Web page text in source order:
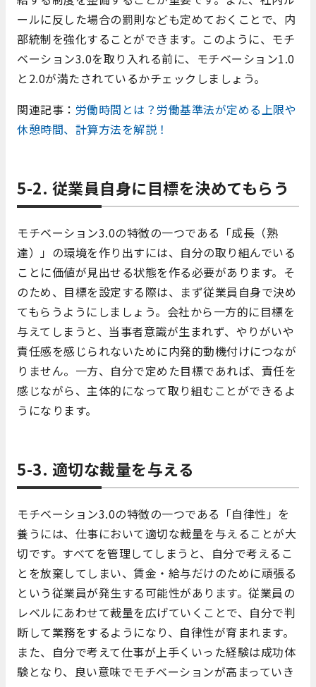
ールに反した場合の罰則なども定めておくことで、内
部統制を強化することができます。このように、モチ
ベーション3.0を取り入れる前に、モチベーション1.0
と2.0が満たされているかチェックしましょう。
関連記事： 労働時間とは？労働基準法が定める上限や
休憩時間、計算方法を解説！
5-2. 従業員自身に目標を決めてもらう
モチベーション3.0の特徴の一つである「成長（熟
達）」の環境を作り出すには、自分の取り組んでいる
ことに価値が見出せる状態を作る必要があります。そ
のため、目標を設定する際は、まず従業員自身で決め
てもらうようにしましょう。会社から一方的に目標を
与えてしまうと、当事者意識が生まれず、やりがいや
責任感を感じられないために内発的動機付けにつなが
りません。一方、自分で定めた目標であれば、責任を
感じながら、主体的になって取り組むことができるよ
うになります。
5-3. 適切な裁量を与える
モチベーション3.0の特徴の一つである「自律性」を
養うには、仕事において適切な裁量を与えることが大
切です。すべてを管理してしまうと、自分で考えるこ
とを放棄してしまい、賃金・給与だけのために頑張る
という従業員が発生する可能性があります。従業員の
レベルにあわせて裁量を広げていくことで、自分で判
断して業務をするようになり、自律性が育まれます。
また、自分で考えて仕事が上手くいった経験は成功体
験となり、良い意味でモチベーションが高まっていき